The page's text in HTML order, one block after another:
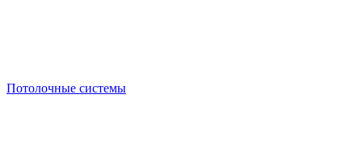
Потолочные системы